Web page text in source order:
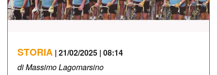
STORIA | 21/02/2025 | 08:14
di Massimo Lagomarsino